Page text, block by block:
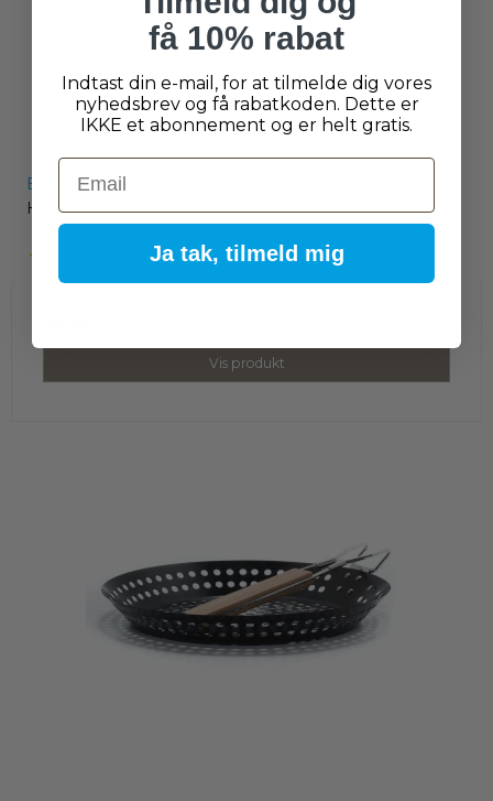
BBQ Multitool Grilltang
H-841
Vis produkt
få 10% rabat
Indtast din e-mail, for at tilmelde dig vores
nyhedsbrev og få rabatkoden. Dette er
IKKE et abonnement og er helt gratis.
Email
Ja tak, tilmeld mig